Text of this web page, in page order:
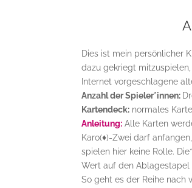
Dies ist mein persönlicher
dazu gekriegt
Internet vorgeschlagene
Anzahl der Spieler*innen:
Kartendeck: normales
Anleitung: Alle Karten
Karo(♦)-Zwei darf
spielen hier keine Rolle.
Wert auf den Ablagestapel
So geht es der Reihe nach